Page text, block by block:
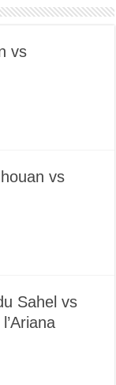
vs
vs
Sahel vs